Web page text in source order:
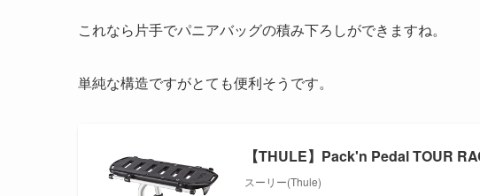
これなら片手でパニアバッグの積み下ろしができますね。
単純な構造ですがとても便利そうです。
【THULE】Pack'n Pedal TOUR
スーリー(Thule)